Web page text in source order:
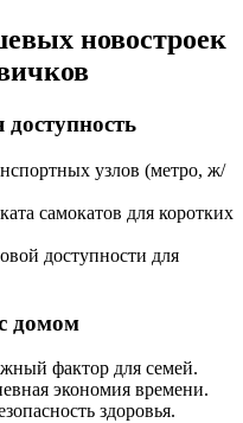
новостроек
узлов (метро, ж/
самокатов для коротких
доступности для
домом
фактор для семей.
экономия времени.
здоровья.